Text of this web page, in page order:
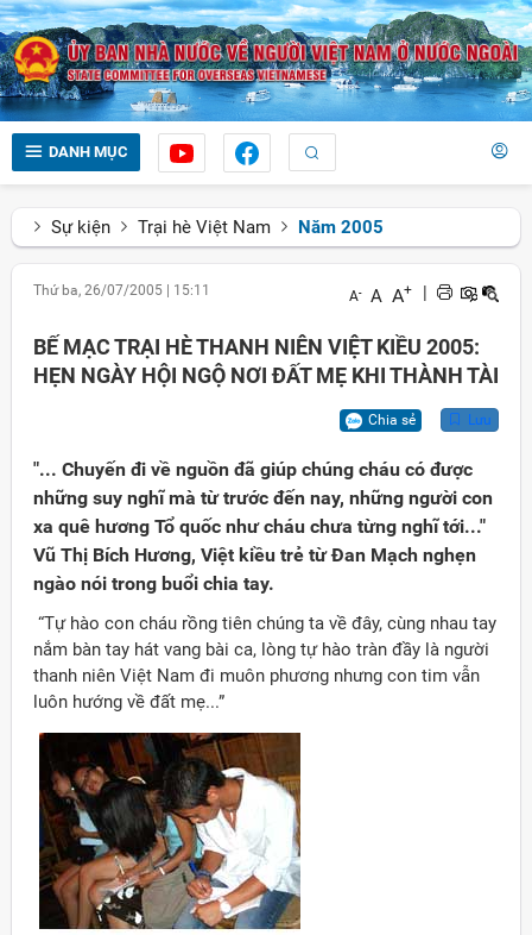
DANH MỤC
Sự kiện Trại hè Việt Nam Năm 2005
Thứ ba, 26/07/2005 15:11 A- A A+ |
BẾ MẠC TRẠI HÈ THANH NIÊN VIỆT KIỀU 2005:
HẸN NGÀY HỘI NGỘ NƠI ĐẤT MẸ KHI THÀNH TÀI
Chia sẻ Lưu
"... Chuyến đi về nguồn đã giúp chúng cháu có được
những suy nghĩ mà từ trước đến nay, những người con
xa quê hương Tổ quốc như cháu chưa từng nghĩ tới..."
Vũ Thị Bích Hương, Việt kiều trẻ từ Đan Mạch nghẹn
ngào nói trong buổi chia tay.
“Tự hào con cháu rồng tiên chúng ta về đây, cùng nhau tay
nắm bàn tay hát vang bài ca, lòng tự hào tràn đầy là người
thanh niên Việt Nam đi muôn phương nhưng con tim vẫn
luôn hướng về đất mẹ...”